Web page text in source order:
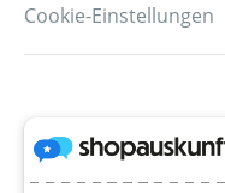
Cookie-Einstellungen